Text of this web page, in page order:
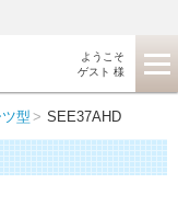
ようこそ
ゲスト 様
型 SEE37AHD